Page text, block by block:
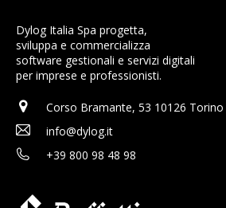
Dylog Italia Spa progetta,
sviluppa e commercializza
software gestionali e servizi digitali
per imprese e professionisti.
Corso Bramante, 53 10126 Torino
info@dylog.it
+39 800 98 48 98